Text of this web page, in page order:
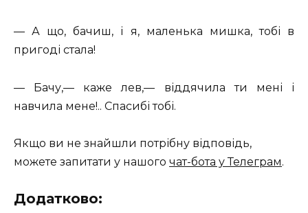
— А що, бачиш, і я, маленька мишка, тобі в
пригоді стала!
— Бачу,— каже лев,— віддячила ти мені і
навчила мене!.. Спасибі тобі.
Якщо ви не знайшли потрібну відповідь,
можете запитати у нашого чат-бота у Телеграм.
Додатково: